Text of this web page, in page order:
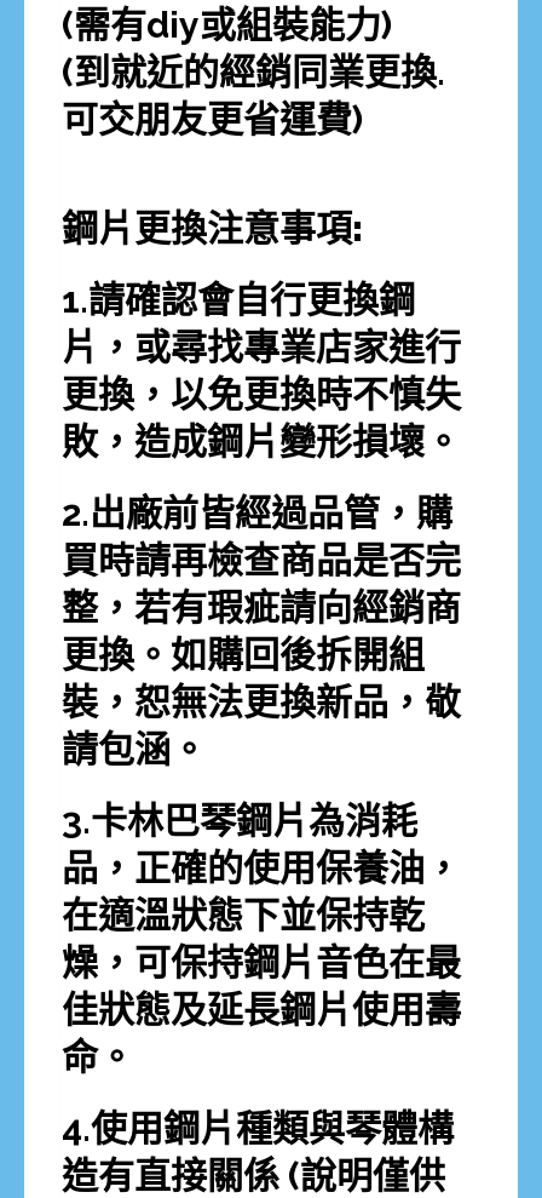
(需有diy或組裝能力)
(到就近的經銷同業更換.
可交朋友更省運費)
鋼片更換注意事項:
1.請確認會自行更換鋼
片，或尋找專業店家進行
更換，以免更換時不慎失
敗，造成鋼片變形損壞。
2.出廠前皆經過品管，購
買時請再檢查商品是否完
整，若有瑕疵請向經銷商
更換。如購回後拆開組
裝，恕無法更換新品，敬
請包涵。
3.卡林巴琴鋼片為消耗
品，正確的使用保養油，
在適溫狀態下並保持乾
燥，可保持鋼片音色在最
佳狀態及延長鋼片使用壽
命。
4.使用鋼片種類與琴體構
造有直接關係 (說明僅供